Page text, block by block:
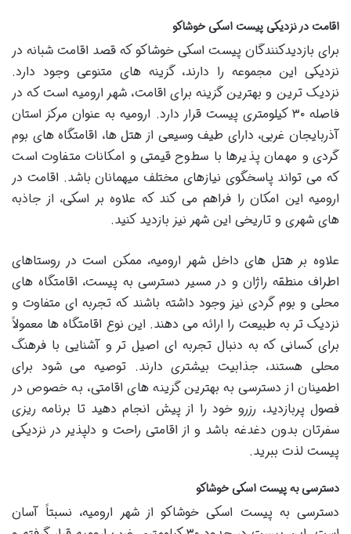
اقامت در نزدیکی پیست اسکی خوشاکو
برای بازدیدکنندگان پیست اسکی خوشاکو که قصد اقامت شبانه در
نزدیکی این مجموعه را دارند، گزینه های متنوعی وجود دارد.
نزدیک ترین و بهترین گزینه برای اقامت، شهر ارومیه است که در
فاصله ۳۰ کیلومتری پیست قرار دارد. ارومیه به عنوان مرکز استان
آذربایجان غربی، دارای طیف وسیعی از هتل ها، اقامتگاه های بوم
گردی و مهمان پذیرها با سطوح قیمتی و امکانات متفاوت است
که می تواند پاسخگوی نیازهای مختلف میهمانان باشد. اقامت در
ارومیه این امکان را فراهم می کند که علاوه بر اسکی، از جاذبه
های شهری و تاریخی این شهر نیز بازدید کنید.
علاوه بر هتل های داخل شهر ارومیه، ممکن است در روستاهای
اطراف منطقه راژان و در مسیر دسترسی به پیست، اقامتگاه های
محلی و بوم گردی نیز وجود داشته باشند که تجربه ای متفاوت و
نزدیک تر به طبیعت را ارائه می دهند. این نوع اقامتگاه ها معمولاً
برای کسانی که به دنبال تجربه ای اصیل تر و آشنایی با فرهنگ
محلی هستند، جذابیت بیشتری دارند. توصیه می شود برای
اطمینان از دسترسی به بهترین گزینه های اقامتی، به خصوص در
فصول پربازدید، رزرو خود را از پیش انجام دهید تا برنامه ریزی
سفرتان بدون دغدغه باشد و از اقامتی راحت و دلپذیر در نزدیکی
پیست لذت ببرید.
دسترسی به پیست اسکی خوشاکو
دسترسی به پیست اسکی خوشاکو از شهر ارومیه، نسبتاً آسان